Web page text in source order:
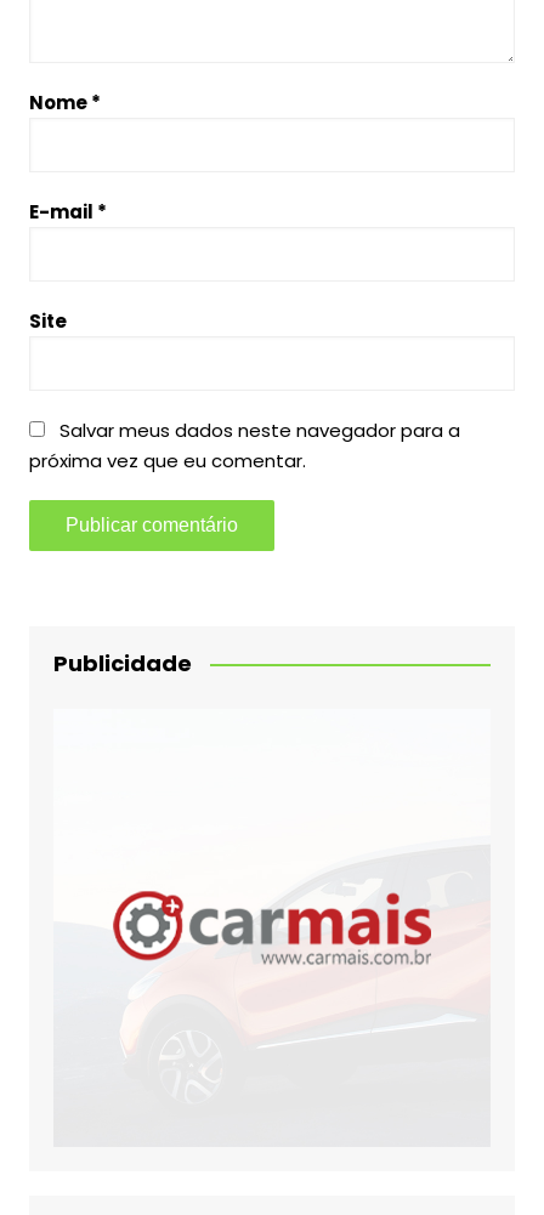
Nome*
E-mail *
Site
Salvar meus dados neste navegador para a
próxima vez que eu comentar.
Publicidade